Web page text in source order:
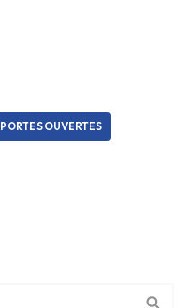
PORTES OUVERTES